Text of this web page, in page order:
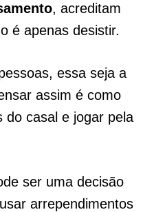
, acreditam
é apenas desistir.
essa seja a
assim é como
do casal e jogar pela
ser uma decisão
arrependimentos